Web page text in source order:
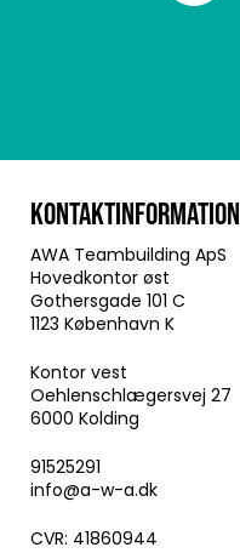
KONTAKTINFORMATION
AWA Teambuilding ApS
Hovedkontor øst
Gothersgade 101 C
1123 København K
Kontor vest
Oehlenschlægersvej 27
6000 Kolding
91525291
info@a-w-a.dk
CVR: 41860944